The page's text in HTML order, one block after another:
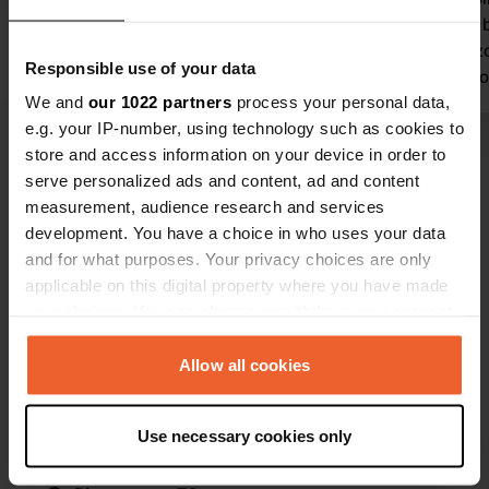
Responsible use of your data
We and our 1022 partners process your personal data,
e.g. your IP-number, using technology such as cookies to
store and access information on your device in order to
serve personalized ads and content, ad and content
measurement, audience research and services
development. You have a choice in who uses your data
and for what purposes. Your privacy choices are only
applicable on this digital property where you have made
any time from the Cookie Declaration or by clicking on
the Privacy trigger icon.
Collect information about your geographical location
which can be accurate to within several meters
Allow all cookies
Use necessary cookies only
dagen gestaan. Ontzettende lieve,
een tent geplaatst, waar we
gezamenlijk konden koffiedrinken.
Camping ligt in een rustige, bosrijke
omgeving. Mooi fietsgebied.
en ook
Helaas op
Bekijk alle 12 reviews
Ben jij hier geweest?
Contact
Locatie